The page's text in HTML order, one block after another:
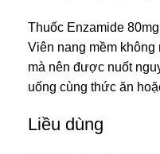
Thuốc Enzamide
Viên nang mềm
mà nên được nuốt
uống cùng thức ăn
Liều dùng